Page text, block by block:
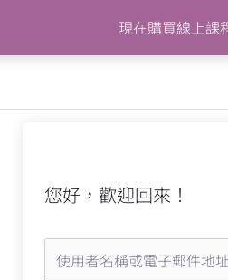
現在購買線上課
您好，歡迎回來！